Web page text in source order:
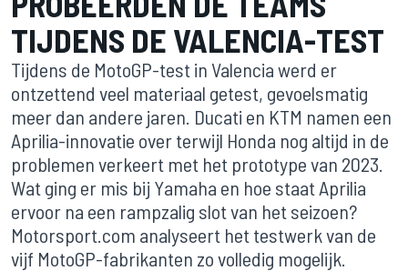
TIJDENS DE VALENCIA-TEST
Tijdens de MotoGP-test in Valencia werd er
ontzettend veel materiaal getest, gevoelsmatig
meer dan andere jaren. Ducati en KTM namen een
Aprilia-innovatie over terwijl Honda nog altijd in de
problemen verkeert met het prototype van 2023.
Wat ging er mis bij Yamaha en hoe staat Aprilia
ervoor na een rampzalig slot van het seizoen?
Motorsport.com analyseert het testwerk van de
vijf MotoGP-fabrikanten zo volledig mogelijk.